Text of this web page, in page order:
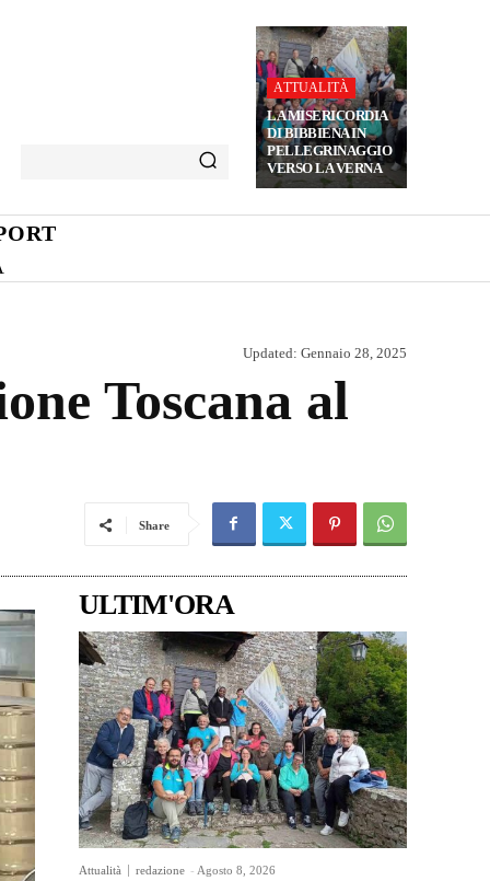
ATTUALITÀ
LA MISERICORDIA
DI BIBBIENA IN
PELLEGRINAGGIO
VERSO LA VERNA
Updated: Gennaio 28, 2025
Toscana al
Share
ULTIM'ORA
Attualità redazione - Agosto 8, 2026